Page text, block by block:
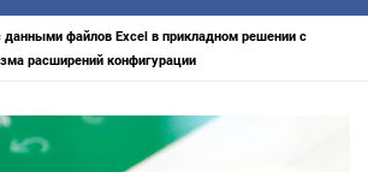
данными файлов Excel в прикладном решении с
расширений конфигурации